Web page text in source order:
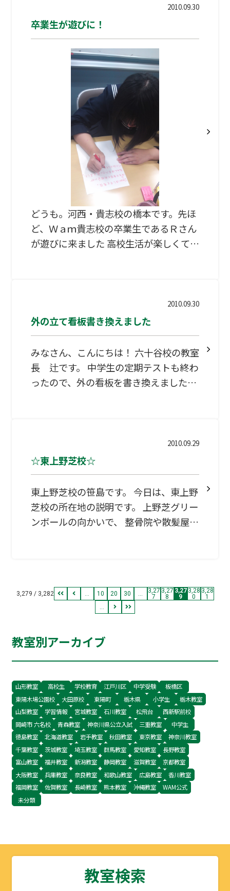
特に塾は学校にはない先生との濃密な時
間があって今でも印象に残っています
ね。 さて、近代日本で子供が学校に行く
ようになった動機のひとつは、家の仕事
を手伝わなくてもよくなるというのが大
きかったらしいですね。家で農作業をや
らされるよりは学校にいった方が楽だ
し、友達にも会えるというのが、子供の
側のインセンティブだったわけです。し
かし、少なくとも高度成長期以降、子供
が働かなくてもいいように…
2010.09.30
卒業生が遊びに！
どうも。河西・貴志校の橋本です。先ほ
ど、Ｗａｍ貴志校の卒業生であるＲさん
が遊びに来ました 高校生活が楽しくて仕
するやで。』と、言うと満面の笑みで、
『先生！わかった～！』と自転車に飛び
乗り、降りしきる雨の中、嵐のように消
えて行きました（立ちこぎで・・） 僕の
投げかけた最後の言葉が、Ｒさんには届
いたのでしょうか・・・・。（笑） 帰り
2010.09.30
外の立て看板書き換えました
みなさん、こんにちは！ 六十谷校の教室
長 辻です。 中学生の定期テストも終わ
ったので、外の看板を書き換えました！
きです。 なかなか良くかけてますよ。
Ｗamのキャンペーンはお得なことがい
っぱいですね。
2010.09.29
☆東上野芝校☆
東上野芝校の笹島です。 今日は、東上野
芝校の所在地の説明です。 上野芝グリー
ンボールの向かいで、 整骨院や散髪屋の
で、一度教室のぞいてみてくださいね 中
学生の２学期中間テストが近づいてきま
3,279 / 3,282 10 20 30
3,27
7
3,27
8
3,27
9
3,28
0
3,28
1
教室別アーカイブ
山形教室 高校生 学校教育 江戸川区 中学受験
板橋区
東陽木場公園校
大田原校 東陽町 栃木県 小学生
栃木教室
山梨教室
学習情報 宮城教室 石川教室 松飛台
西新駅前校
岡崎市 六名校
青森教室 神奈川県公立入試 三重教室
中学生
徳島教室
北海道教室 岩手教室 秋田教室 東京教室
神奈川教室
千葉教室
茨城教室 埼玉教室 群馬教室 愛知教室
長野教室
富山教室
福井教室 新潟教室 静岡教室 滋賀教室
京都教室
大阪教室
兵庫教室 奈良教室 和歌山教室 広島教室
香川教室
福岡教室
佐賀教室 長崎教室 熊本教室 沖縄教室
WAM公式
未分類
教室検索